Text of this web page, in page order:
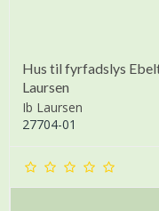
Hus til fyrfadslys
Laursen
Ib Laursen
27704-01